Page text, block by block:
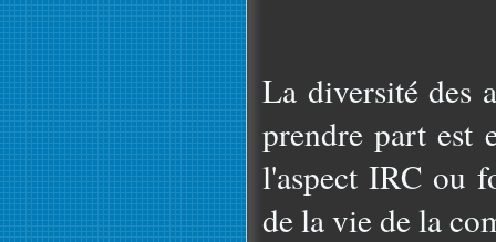
La diversité des
prendre part est
l'aspect IRC ou
de la vie de la